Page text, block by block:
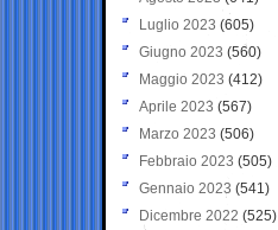
Luglio 2023 (605)
Giugno 2023 (560)
Maggio 2023 (412)
Aprile 2023 (567)
Marzo 2023 (506)
Febbraio 2023 (505)
Gennaio 2023 (541)
Dicembre 2022 (525)